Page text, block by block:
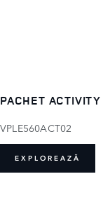
PACHET
VPLE560ACT02
EXPLOREAZĂ